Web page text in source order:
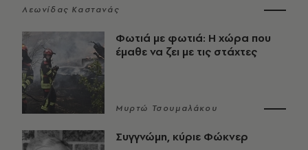
Λεωνίδας Καστανάς
Φωτιά με φωτιά: Η χώρα που
έμαθε να ζει με τις στάχτες
Μυρτώ Τσουμαλάκου
Συγγνώμη, κύριε Φώκνερ